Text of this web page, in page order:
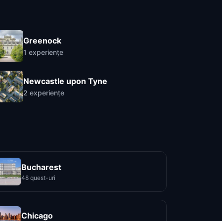
Greenock
1 experiențe
Newcastle upon Tyne
2 experiențe
Bucharest
48 quest-uri
Chicago